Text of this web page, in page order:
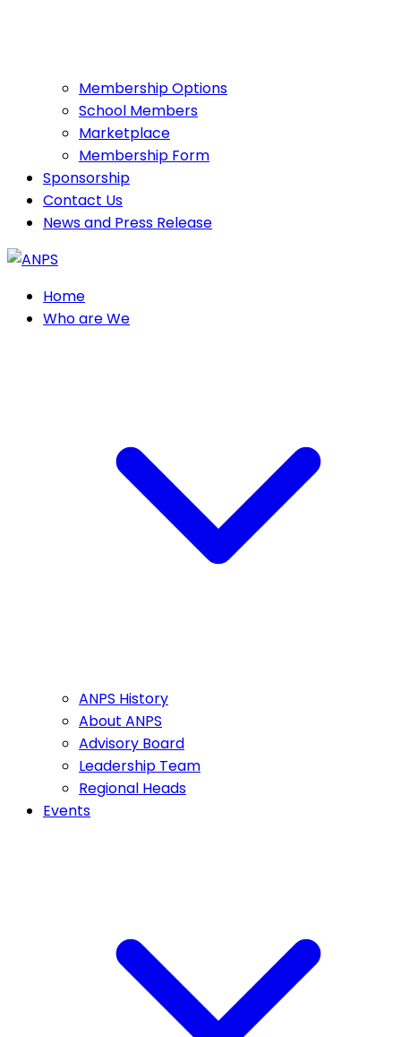
Membership Options
School Members
Marketplace
Membership Form
Sponsorship
Contact Us
News and Press Release
Home
Who are We
ANPS History
About ANPS
Advisory Board
Leadership Team
Regional Heads
Events